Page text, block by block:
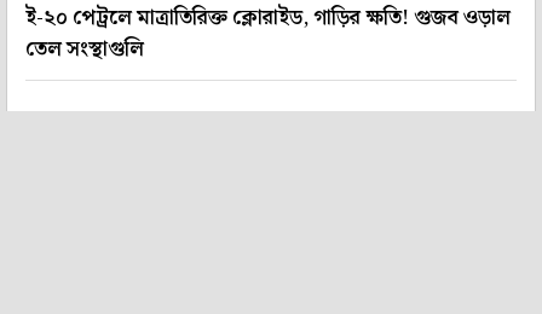
ই-২০ পেট্রলে মাত্রাতিরিক্ত ক্লোরাইড, গাড়ির ক্ষতি! গুজব ওড়াল
তেল সংস্থাগুলি